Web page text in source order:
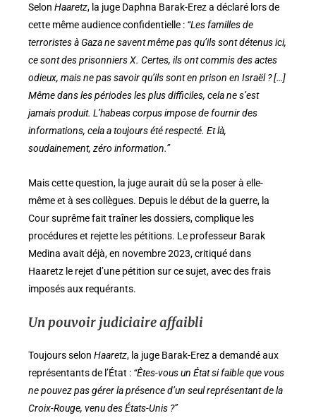
Selon Haaretz, la juge Daphna Barak-Erez a déclaré lors de
cette même audience confidentielle : “Les familles de
terroristes à Gaza ne savent même pas qu’ils sont détenus ici,
ce sont des prisonniers X. Certes, ils ont commis des actes
odieux, mais ne pas savoir qu’ils sont en prison en Israël ? […]
Même dans les périodes les plus difficiles, cela ne s’est
jamais produit. L’habeas corpus impose de fournir des
informations, cela a toujours été respecté. Et là,
soudainement, zéro information.”
Mais cette question, la juge aurait dû se la poser à elle-
même et à ses collègues. Depuis le début de la guerre, la
Cour suprême fait traîner les dossiers, complique les
procédures et rejette les pétitions. Le professeur Barak
Medina avait déjà, en novembre 2023, critiqué dans
Haaretz le rejet d’une pétition sur ce sujet, avec des frais
imposés aux requérants.
Un pouvoir judiciaire affaibli
Toujours selon Haaretz, la juge Barak-Erez a demandé aux
représentants de l’État : “Êtes-vous un État si faible que vous
ne pouvez pas gérer la présence d’un seul représentant de la
Croix-Rouge, venu des États-Unis ?”